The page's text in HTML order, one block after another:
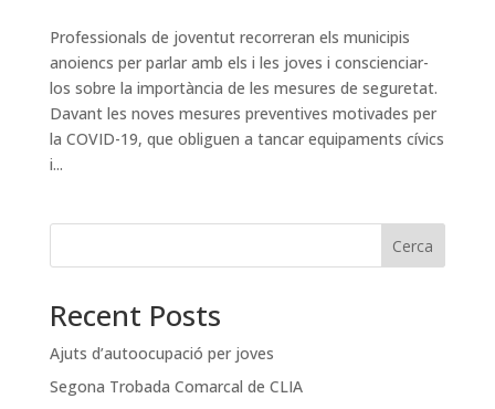
Professionals de joventut recorreran els municipis
anoiencs per parlar amb els i les joves i conscienciar-
los sobre la importància de les mesures de seguretat.
Davant les noves mesures preventives motivades per
la COVID-19, que obliguen a tancar equipaments cívics
i...
Cerca
Recent Posts
Ajuts d’autoocupació per joves
Segona Trobada Comarcal de CLIA